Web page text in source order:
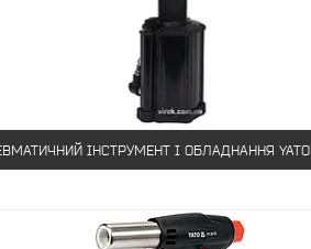
ІНСТРУМЕНТ І ОБЛАДНАННЯ YATO